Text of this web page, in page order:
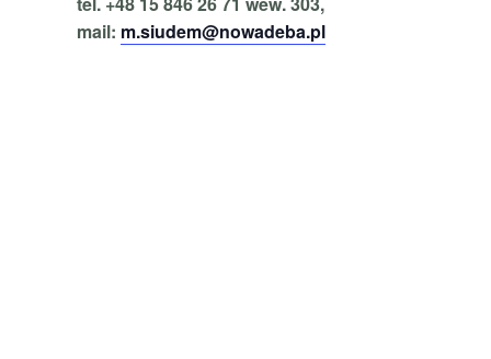
mail: m.siudem@nowadeba.pl